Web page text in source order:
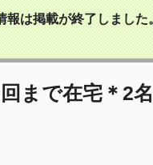
報は掲載が終了しました
まで在宅＊2